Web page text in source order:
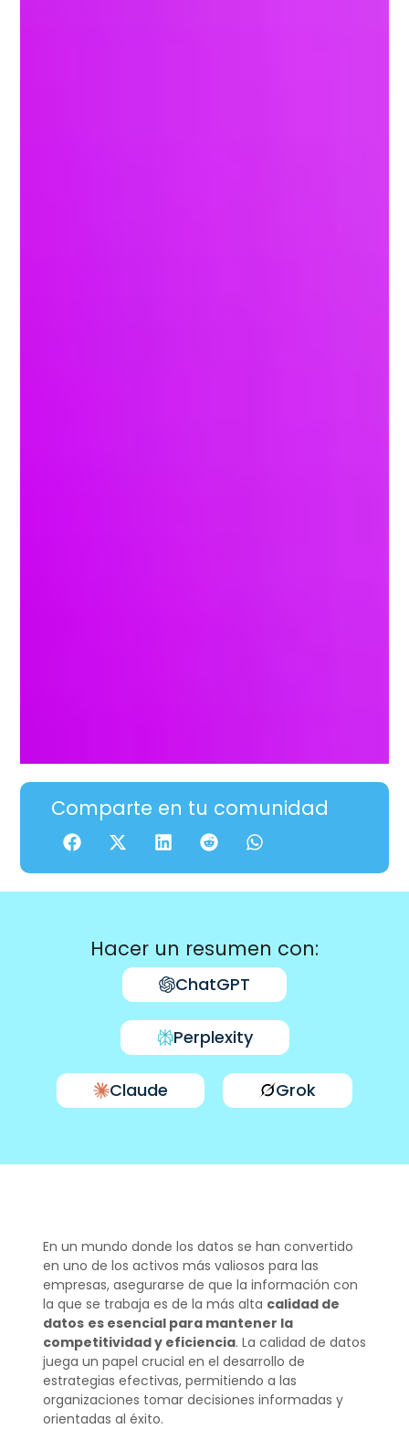
Comparte en tu comunidad
Hacer un resumen con:
ChatGPT
Perplexity
Claude Grok
En un mundo donde los datos se han convertido
en uno de los activos más valiosos para las
empresas, asegurarse de que la información con
la que se trabaja es de la más alta calidad de
datos es esencial para mantener la
competitividad y eficiencia. La calidad de datos
juega un papel crucial en el desarrollo de
estrategias efectivas, permitiendo a las
organizaciones tomar decisiones informadas y
orientadas al éxito.